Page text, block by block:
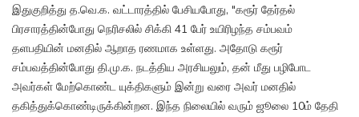
இதுகுறித்து த.வெ.க. வட்டாரத்தில் பேசியபோது, "கரூர் தேர்தல்
பிரசாரத்தின்போது நெரிசலில் சிக்கி 41 பேர் உயிரிழந்த சம்பவம்
தளபதியின் மனதில் ஆறாத ரணமாக உள்ளது. அதோடு கரூர்
சம்பவத்தின்போது தி.மு.க. நடத்திய அரசியலும், தன் மீது பழிபோட
அவர்கள் மேற்கொண்ட யுக்திகளும் இன்று வரை அவர் மனதில்
தகித்துக்கொண்டிருக்கின்றன. இந்த நிலையில் வரும் ஜூலை 10ம் தேதி